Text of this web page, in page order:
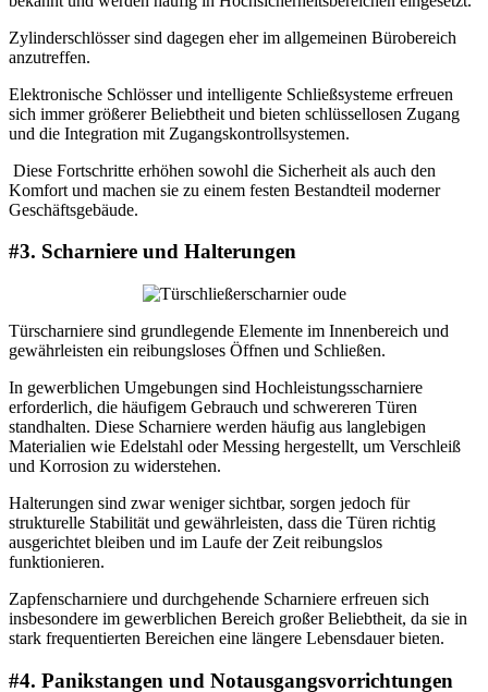
Zylinderschlösser sind dagegen eher im allgemeinen Bürobereich
anzutreffen.
Elektronische Schlösser und intelligente Schließsysteme erfreuen
sich immer größerer Beliebtheit und bieten schlüssellosen Zugang
und die Integration mit Zugangskontrollsystemen.
Diese Fortschritte erhöhen sowohl die Sicherheit als auch den
Komfort und machen sie zu einem festen Bestandteil moderner
Geschäftsgebäude.
#3. Scharniere und Halterungen
Türscharniere sind grundlegende Elemente im Innenbereich und
gewährleisten ein reibungsloses Öffnen und Schließen.
In gewerblichen Umgebungen sind Hochleistungsscharniere
erforderlich, die häufigem Gebrauch und schwereren Türen
standhalten. Diese Scharniere werden häufig aus langlebigen
Materialien wie Edelstahl oder Messing hergestellt, um Verschleiß
und Korrosion zu widerstehen.
Halterungen sind zwar weniger sichtbar, sorgen jedoch für
strukturelle Stabilität und gewährleisten, dass die Türen richtig
ausgerichtet bleiben und im Laufe der Zeit reibungslos
funktionieren.
Zapfenscharniere und durchgehende Scharniere erfreuen sich
insbesondere im gewerblichen Bereich großer Beliebtheit, da sie in
stark frequentierten Bereichen eine längere Lebensdauer bieten.
#4. Panikstangen und Notausgangsvorrichtungen